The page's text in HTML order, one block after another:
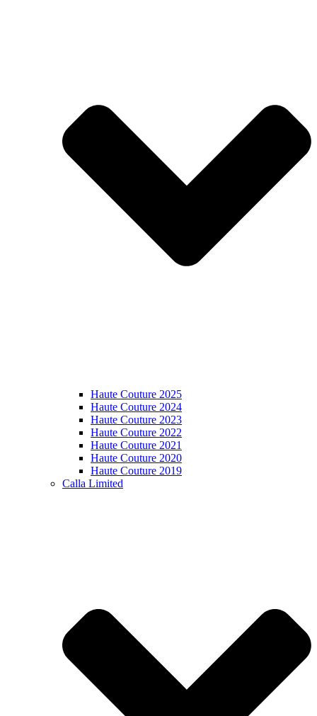
Haute Couture 2025
Haute Couture 2024
Haute Couture 2023
Haute Couture 2022
Haute Couture 2021
Haute Couture 2020
Haute Couture 2019
Calla Limited